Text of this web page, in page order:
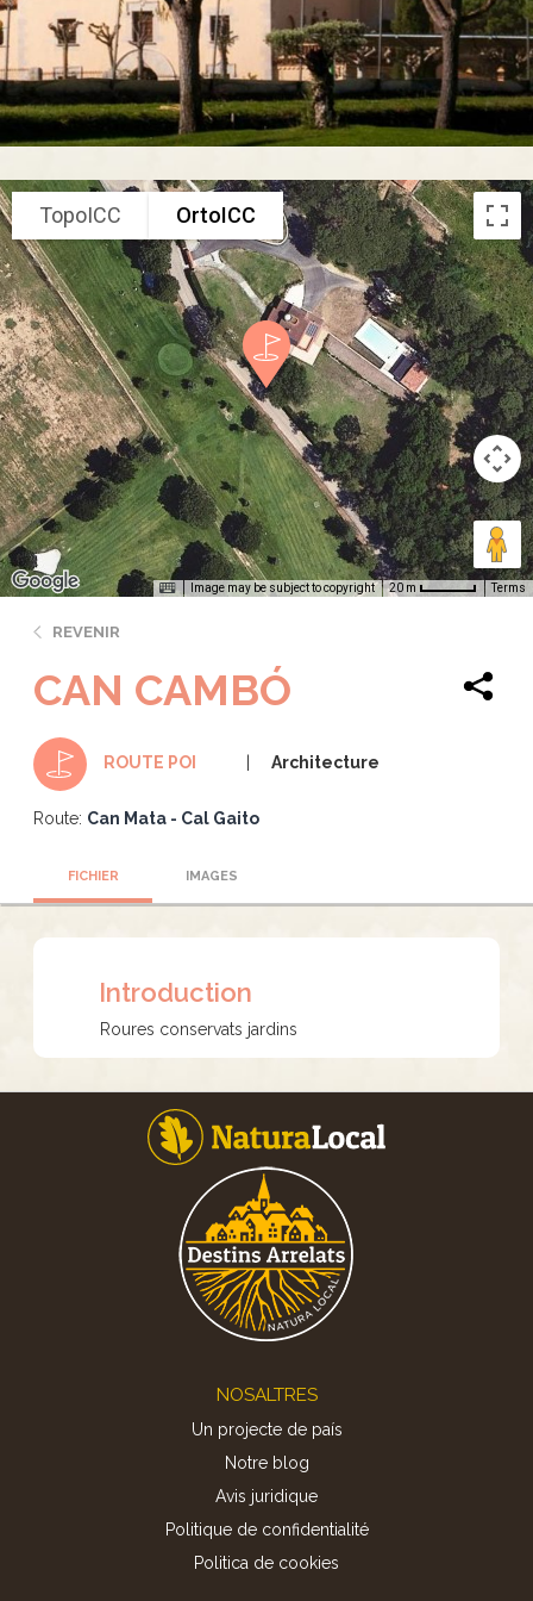
TopoICC OrtoICC
Image may be subject to copyright 20 m Terms
REVENIR
CAN CAMBÓ
ROUTE POI Architecture
Route: Can Mata - Cal Gaito
FICHIER IMAGES
Introduction
Roures conservats jardins
NOSALTRES
Un projecte de país
Notre blog
Avis juridique
Politique de confidentialité
Politica de cookies